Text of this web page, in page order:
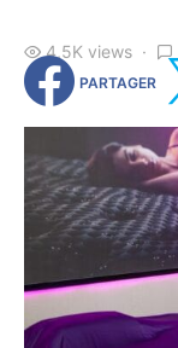
4,5K views